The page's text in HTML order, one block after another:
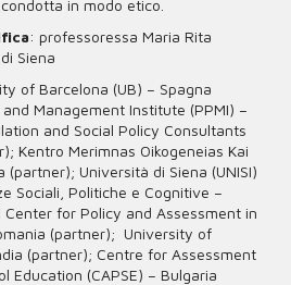
in modo etico.
: professoressa Maria Rita
Siena
of Barcelona (UB) – Spagna
Management Institute (PPMI) –
and Social Policy Consultants
Kentro Merimnas Oikogeneias Kai
(partner); Università di Siena (UNISI)
Sociali, Politiche e Cognitive –
for Policy and Assessment in
(partner); University of
(partner); Centre for Assessment
Education (CAPSE) – Bulgaria